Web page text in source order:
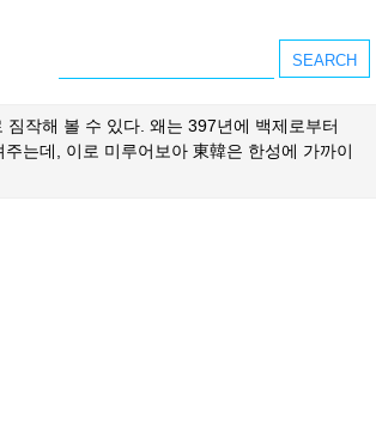
작해 볼 수 있다. 왜는 397년에 백제로부터
는데, 이로 미루어보아 東韓은 한성에 가까이